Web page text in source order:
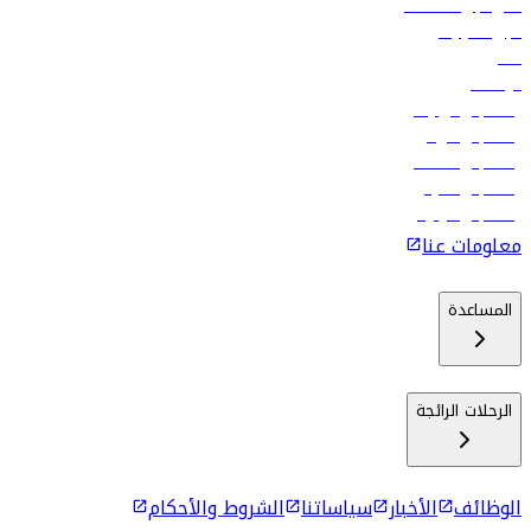
فلاي دبي للعطلات
تأجير السيارات
فنادق
الوظائف
رحلات إلى تبيليسي
رحلات إلى الرياض
رحلات إلى مسقط
رحلات إلى ماليه
رحلات إلى كولومبو
معلومات عنا
المساعدة
الرحلات الرائجة
الوظائف الأخبار سياساتنا الشروط والأحكام